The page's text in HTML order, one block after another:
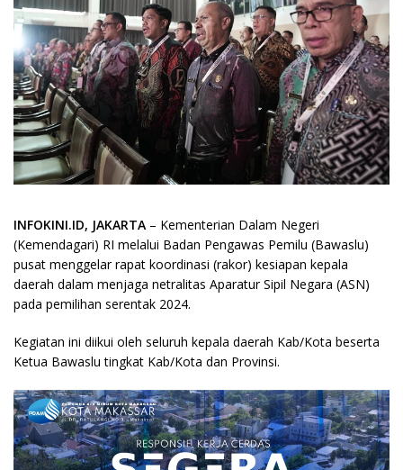
INFOKINI.ID, JAKARTA – Kementerian Dalam Negeri
(Kemendagari) RI melalui Badan Pengawas Pemilu (Bawaslu)
pusat menggelar rapat koordinasi (rakor) kesiapan kepala
daerah dalam menjaga netralitas Aparatur Sipil Negara (ASN)
pada pemilihan serentak 2024.
Kegiatan ini diikui oleh seluruh kepala daerah Kab/Kota beserta
Ketua Bawaslu tingkat Kab/Kota dan Provinsi.